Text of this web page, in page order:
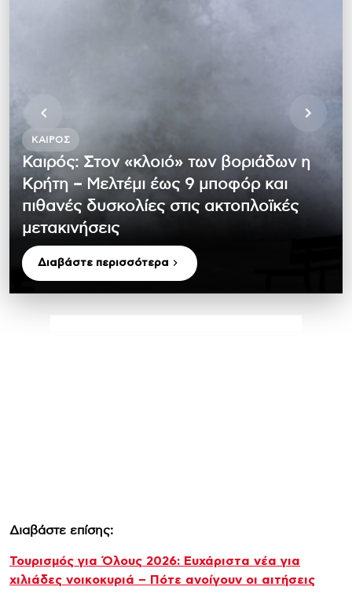
ΚΑΙΡΌΣ
Καιρός: Στον «κλοιό» των βοριάδων η
Κρήτη – Μελτέμι έως 9 μποφόρ και
πιθανές δυσκολίες στις ακτοπλοϊκές
μετακινήσεις
Διαβάστε περισσότερα
Διαβάστε επίσης:
Τουρισμός για Όλους 2026: Ευχάριστα νέα για
χιλιάδες νοικοκυριά – Πότε ανοίγουν οι αιτήσεις